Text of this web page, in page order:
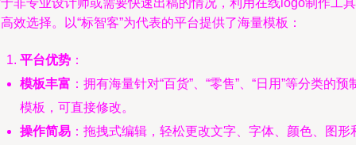
非专业设计师或需要快速出稿的情况，利用在线logo制作工具
效选择。以“标智客”为代表的平台提供了海量模板：
平台优势 ：
模板丰富 ：拥有海量针对“百货”、“零售”、“日用”等分类的预
模板，可直接修改。
操作简易 ：拖拽式编辑，轻松更改文字、字体、颜色、图形